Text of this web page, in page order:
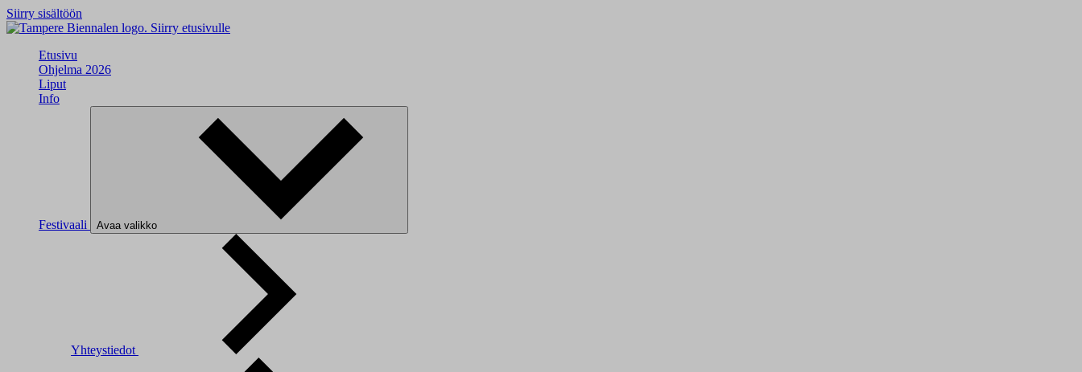
Siirry sisältöön
Siirry etusivulle
Etusivu
Ohjelma 2026
Liput
Info
Festivaali Avaa valikko
Yhteystiedot